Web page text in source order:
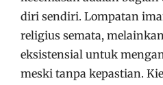
diri sendiri. Lompatan
religius semata,
eksistensial untuk
meski tanpa kepastian.